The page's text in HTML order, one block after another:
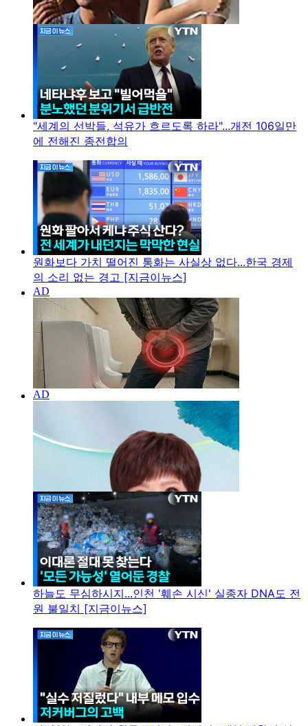
"세계의 선박들, 석유가 흐르도록 하라"...개전 106일만
에 전해진 종전합의
원화보다 가치 떨어진 통화는 사실상 없다...한국 경제
의 소리 없는 경고 [지금이뉴스]
하늘도 무심하시지...인천 '훼손 시신' 실종자 DNA도 전
원 불일치 [지금이뉴스]